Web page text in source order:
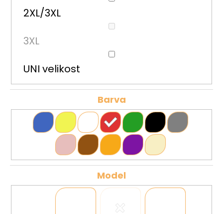
2XL/3XL
3XL
UNI velikost
Barva
Model